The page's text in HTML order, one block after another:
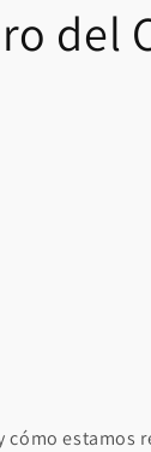
del
cómo estamos